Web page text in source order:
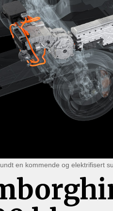
en kommende og elektrifisert